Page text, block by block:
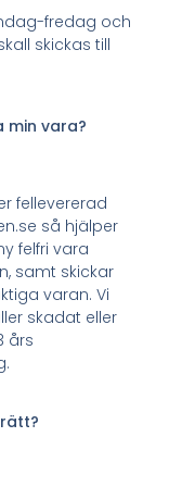
fredag och
skickas till
min vara?
fellevererad
så hjälper
felfri vara
samt skickar
varan. Vi
skadat eller
års